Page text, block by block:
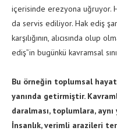
içerisinde erezyona uğruyor.
da servis ediliyor. Hak ediş
karşılığının, alıcısında olup
ediş”in bugünkü kavramsal
Bu örneğin toplumsal
yanında getirmiştir.
daralması, toplumlara,
İnsanlık, verimli arazileri